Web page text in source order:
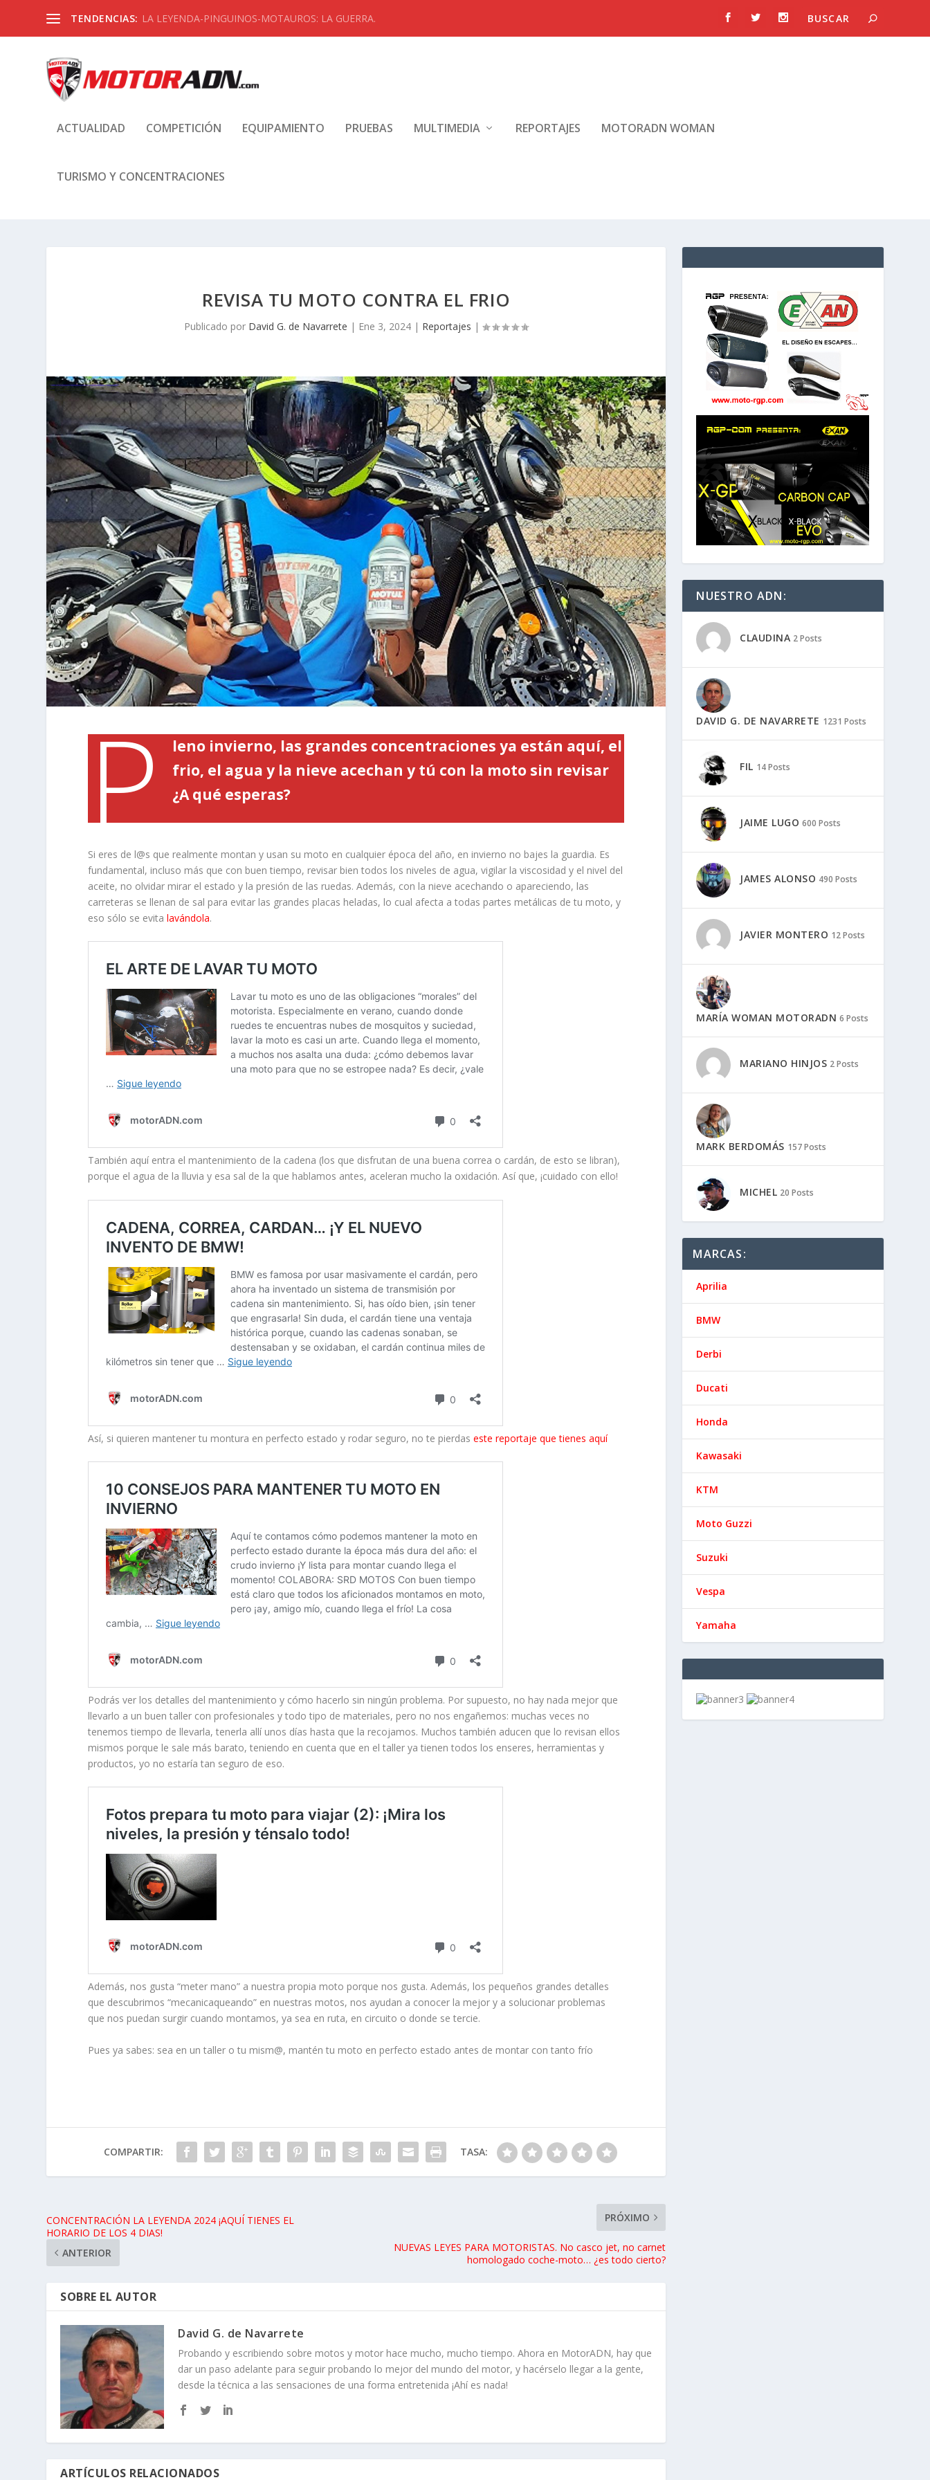
TENDENCIAS: LA LEYENDA-PINGUINOS-MOTAUROS: LA GUERRA.
ACTUALIDAD COMPETICIÓN EQUIPAMIENTO PRUEBAS MULTIMEDIA REPORTAJES MOTORADN WOMAN
TURISMO Y CONCENTRACIONES
REVISA TU MOTO CONTRA EL FRIO
Publicado por David G. de Navarrete | Ene 3, 2024 | Reportajes |
P
leno invierno, las grandes concentraciones ya están aquí, el
frio, el agua y la nieve acechan y tú con la moto sin revisar
¿A qué esperas?
Si eres de l@s que realmente montan y usan su moto en cualquier época del año, en invierno no bajes la guardia. Es
fundamental, incluso más que con buen tiempo, revisar bien todos los niveles de agua, vigilar la viscosidad y el nivel del
aceite, no olvidar mirar el estado y la presión de las ruedas. Además, con la nieve acechando o apareciendo, las
carreteras se llenan de sal para evitar las grandes placas heladas, lo cual afecta a todas partes metálicas de tu moto, y
eso sólo se evitalavándola.
También aquí entra el mantenimiento de la cadena (los que disfrutan de una buena correa o cardán, de esto se libran),
porque el agua de la lluvia y esa sal de la que hablamos antes, aceleran mucho la oxidación. Así que, ¡cuidado con ello!
Así, si quieren mantener tu montura en perfecto estado y rodar seguro, no te pierdaseste reportaje que tienes aquí
Podrás ver los detalles del mantenimiento y cómo hacerlo sin ningún problema. Por supuesto, no hay nada mejor que
llevarlo a un buen taller con profesionales y todo tipo de materiales, pero no nos engañemos: muchas veces no
tenemos tiempo de llevarla, tenerla allí unos días hasta que la recojamos. Muchos también aducen que lo revisan ellos
mismos porque le sale más barato, teniendo en cuenta que en el taller ya tienen todos los enseres, herramientas y
productos, yo no estaría tan seguro de eso.
Además, nos gusta “meter mano” a nuestra propia moto porque nos gusta. Además, los pequeños grandes detalles
que descubrimos “mecanicaqueando” en nuestras motos, nos ayudan a conocer la mejor y a solucionar problemas
que nos puedan surgir cuando montamos, ya sea en ruta, en circuito o donde se tercie.
Pues ya sabes: sea en un taller o tu mism@, mantén tu moto en perfecto estado antes de montar con tanto frío
COMPARTIR: TASA:
CONCENTRACIÓN LA LEYENDA 2024 ¡AQUÍ TIENES EL
HORARIO DE LOS 4 DIAS!
ANTERIOR
PRÓXIMO
NUEVAS LEYES PARA MOTORISTAS. No casco jet, no carnet
homologado coche-moto… ¿es todo cierto?
SOBRE EL AUTOR
David G. de Navarrete
Probando y escribiendo sobre motos y motor hace mucho, mucho tiempo. Ahora en MotorADN, hay que
dar un paso adelante para seguir probando lo mejor del mundo del motor, y hacérselo llegar a la gente,
desde la técnica a las sensaciones de una forma entretenida ¡Ahí es nada!
ARTÍCULOS RELACIONADOS
NUESTRO ADN:
CLAUDINA 2 Posts
DAVID G. DE NAVARRETE 1231 Posts
FIL 14 Posts
JAIME LUGO 600 Posts
JAMES ALONSO 490 Posts
JAVIER MONTERO 12 Posts
MARÍA WOMAN MOTORADN 6 Posts
MARIANO HINJOS 2 Posts
MARK BERDOMÁS 157 Posts
MICHEL 20 Posts
MARCAS:
Aprilia
BMW
Derbi
Ducati
Honda
Kawasaki
KTM
Moto Guzzi
Suzuki
Vespa
Yamaha